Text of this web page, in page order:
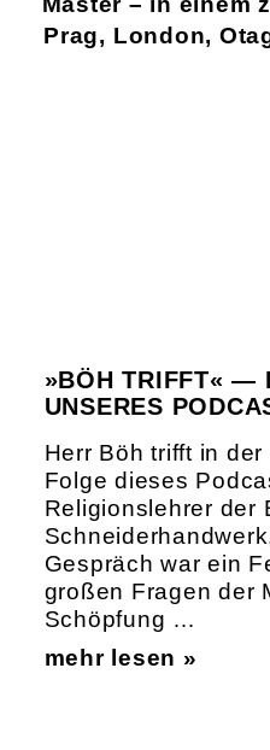
Prag, London,
»BÖH TRIFFT« —
UNSERES
Herr Böh trifft in
Folge dieses
Religionslehrer der
Gespräch war ein
großen Fragen der
Schöpfung …
mehr lesen »